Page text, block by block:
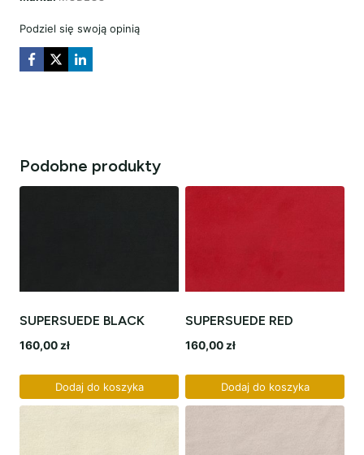
Podziel się swoją opinią
Podobne produkty
SUPERSUEDE BLACK
160,00 zł
Dodaj do koszyka
SUPERSUEDE RED
160,00 zł
Dodaj do koszyka